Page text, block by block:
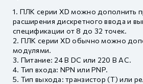
ПЛК серии XD можно дополнить
расширения дискретного ввода и
спецификации от 8 до 32 точек.
ПЛК серии XD обычно можно
модулями.
Питание: 24 В DC или 220 В AC.
Тип входа: NPN или PNP.
Тип выхода: транзистор (T) или